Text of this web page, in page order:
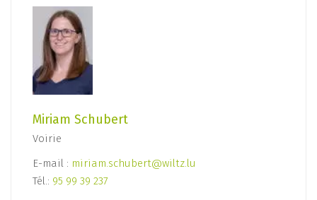
Miriam Schubert
Voirie
E-mail : miriam.schubert@wiltz.lu
Tél.: 95 99 39 237